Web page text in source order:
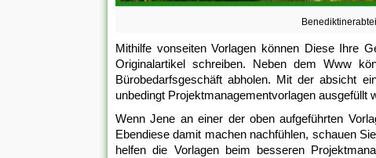
Mithilfe vonseiten Vorlagen können Diese Ihre
Originalartikel schreiben. Neben dem Www
Bürobedarfsgeschäft abholen. Mit der absicht
unbedingt Projektmanagementvorlagen ausgefüllt
Wenn Jene an einer der oben aufgeführten
Ebendiese damit machen nachfühlen, schauen
helfen die Vorlagen beim besseren